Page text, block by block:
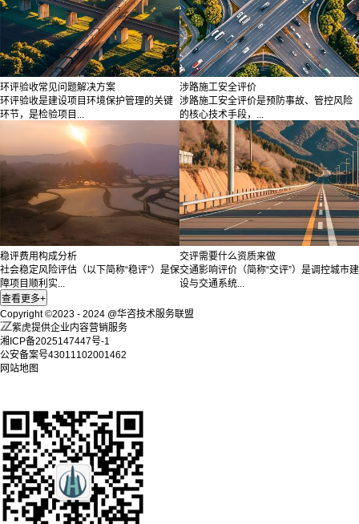
环评验收常见问题解决方案
环评验收是建设项目环境保护管理的关键
环节，是检验项目...
涉路施工安全评价
涉路施工安全评价是预防事故、管控风险
的核心技术手段，...
稳评费用构成分析
社会稳定风险评估（以下简称“稳评”）是保
障项目顺利实...
交评需要什么资质来做
交通影响评价（简称“交评”）是调控城市建
设与交通系统...
Copyright ©2023 - 2024 @华咨技术服务联盟
紫虎提供企业内容营销服务
湘ICP备2025147447号-1
公安备案号43011102001462
网站地图